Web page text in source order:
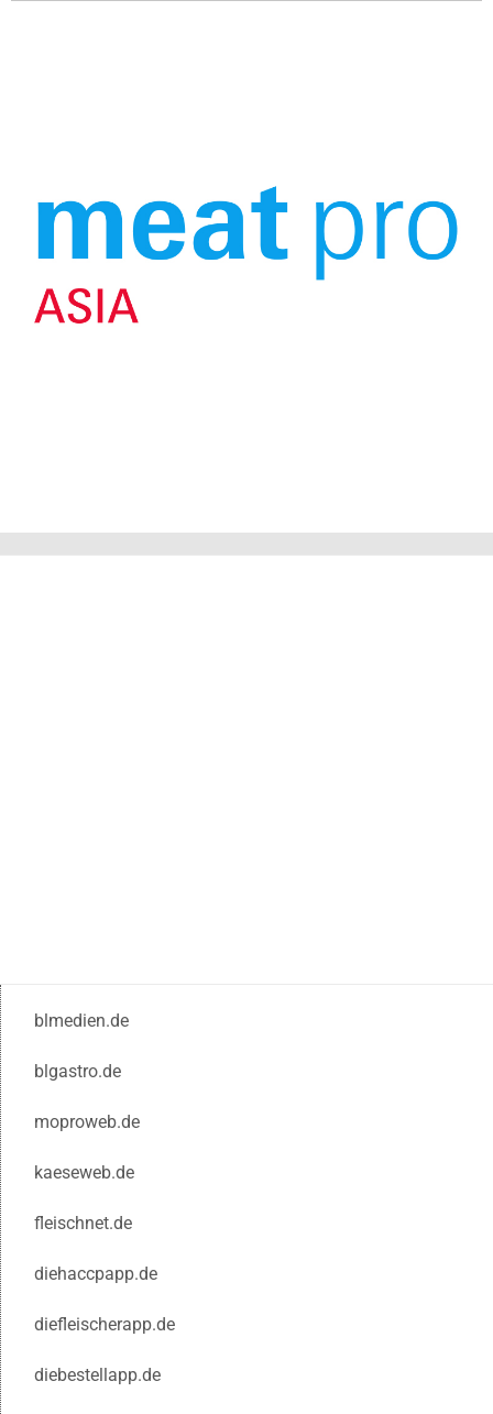
blmedien.de
blgastro.de
moproweb.de
kaeseweb.de
fleischnet.de
diehaccpapp.de
diefleischerapp.de
diebestellapp.de